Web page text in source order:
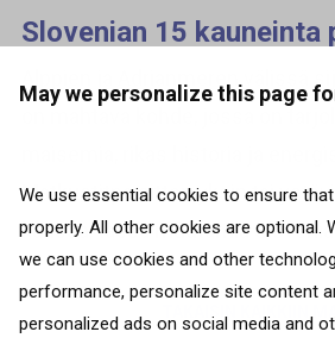
May we personalize this page
We use essential cookies to ensure
properly. All other cookies are optional.
we can use cookies and other
performance, personalize site content
personalized ads on social media and
Slovenian 15 kauneinta
Matkustitpa sitten yksin tai
kanssa, tässä muutamia